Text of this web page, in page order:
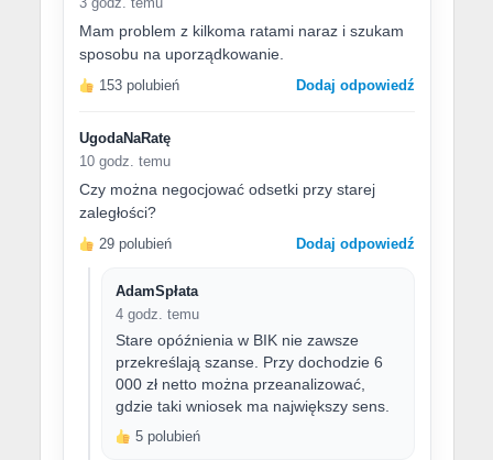
Mam problem z kilkoma ratami naraz i szukam
sposobu na uporządkowanie.
153 polubień Dodaj odpowiedź
UgodaNaRatę
10 godz. temu
Czy można negocjować odsetki przy starej
zaległości?
29 polubień Dodaj odpowiedź
AdamSpłata
4 godz. temu
Stare opóźnienia w BIK nie zawsze
przekreślają szanse. Przy dochodzie 6
000 zł netto można przeanalizować,
gdzie taki wniosek ma największy sens.
5 polubień